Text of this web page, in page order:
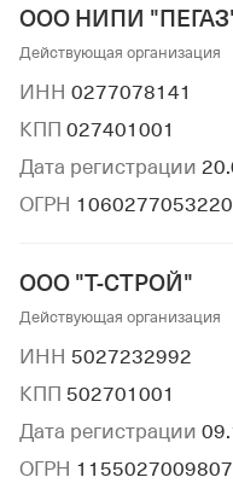
ООО НИПИ
Действующая организация
ИНН 0277078141
КПП 027401001
Дата регистрации
ОГРН 1060277053220
ООО "Т-СТРОЙ"
Действующая организация
ИНН 5027232992
КПП 502701001
Дата регистрации
ОГРН 1155027009807